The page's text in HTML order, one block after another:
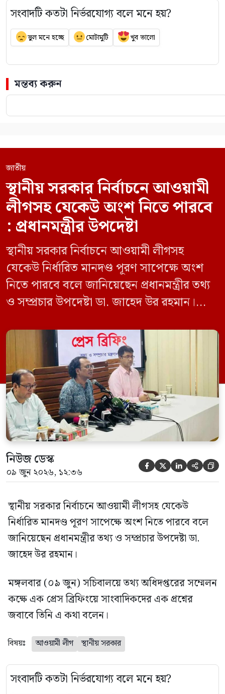
সংবাদটি কতটা নির্ভরযোগ্য বলে মনে হয়?
ভুল মনে হচ্ছে মোটামুটি খুব ভালো
মন্তব্য করুন
জাতীয়
স্থানীয় সরকার নির্বাচনে আওয়ামী
লীগসহ যেকেউ অংশ নিতে পারবে
: প্রধানমন্ত্রীর উপদেষ্টা
স্থানীয় সরকার নির্বাচনে আওয়ামী লীগসহ
যেকেউ নির্ধারিত মানদণ্ড পূরণ সাপেক্ষে অংশ
নিতে পারবে বলে জানিয়েছেন প্রধানমন্ত্রীর তথ্য
ও সম্প্রচার উপদেষ্টা ডা. জাহেদ উর রহমান।
সম্মেলন কক্ষে এক প্রেস ব্রিফিংয়ে সাংবাদিকদের
এক প্রশ্নের জবাবে তিনি এ কথা বলেন।
নিউজ ডেস্ক
০৯ জুন ২০২৬, ১২:৩৬     
স্থানীয় সরকার নির্বাচনে আওয়ামী লীগসহ যেকেউ
নির্ধারিত মানদণ্ড পূরণ সাপেক্ষে অংশ নিতে পারবে বলে
জানিয়েছেন প্রধানমন্ত্রীর তথ্য ও সম্প্রচার উপদেষ্টা ডা.
জাহেদ উর রহমান।
মঙ্গলবার (০৯ জুন) সচিবালয়ে তথ্য অধিদপ্তরের সম্মেলন
কক্ষে এক প্রেস ব্রিফিংয়ে সাংবাদিকদের এক প্রশ্নের
জবাবে তিনি এ কথা বলেন।
বিষয়ঃ আওয়ামী লীগ স্থানীয় সরকার
সংবাদটি কতটা নির্ভরযোগ্য বলে মনে হয়?